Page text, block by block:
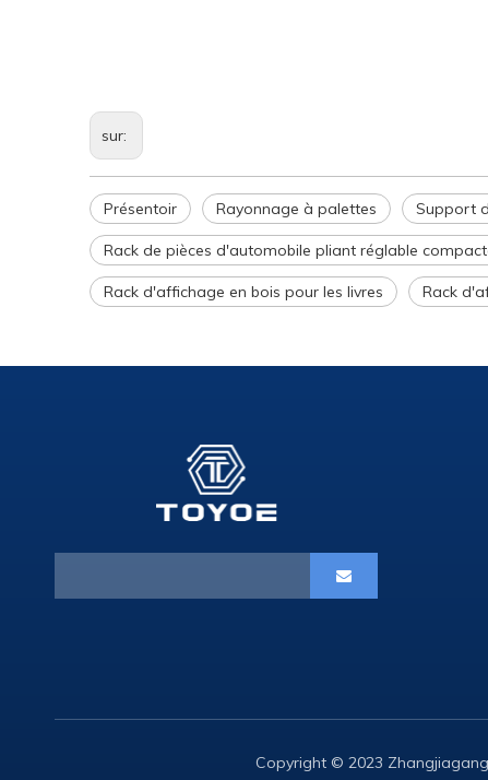
sur:
Présentoir Rayonnage à palettes Support
Rack de pièces d'automobile pliant réglable
Rack d'affichage en bois pour les livres Rack
Copyright © 2023